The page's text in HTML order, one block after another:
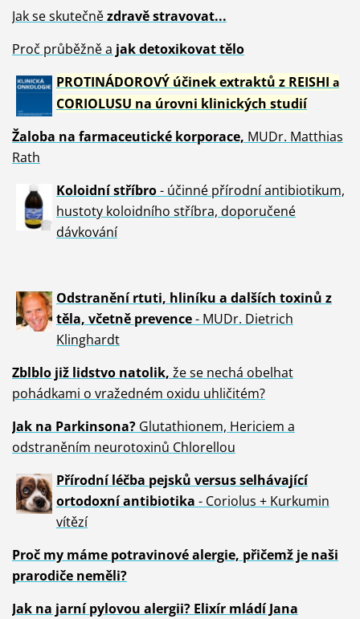
Jak se skutečnězdravěstravovat...
Proč průběžně a jak detoxikovat tělo
PROTINÁDOROVÝ účinek extraktů z REISHI a
CORIOLUSU na úrovni klinických studií
Žaloba na farmaceutické korporace, MUDr. Matthias
Rath
Koloidní stříbro- účinné přírodní antibiotikum,
hustoty koloidního stříbra, doporučené
dávkování
Odstranění rtuti, hliníku a dalších toxinů z
těla, včetně prevence- MUDr. Dietrich
Klinghardt
Zblblo již lidstvo natolik, že se nechá obelhat
pohádkami o vražedném oxidu uhličitém?
Jak na Parkinsona?Glutathionem, Hericiem a
odstraněním neurotoxinů Chlorellou
Přírodní léčba pejsků versus selhávající
ortodoxní antibiotika - Coriolus + Kurkumin
vítězí
Proč my máme potravinové alergie, přičemž je naši
prarodiče neměli?
Jak na jarní pylovou alergii? Elixír mládí Jana